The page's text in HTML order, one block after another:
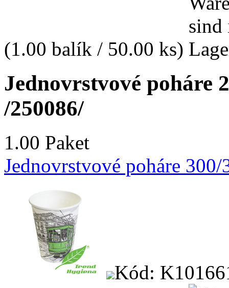
(1.00 balík / 50.00 ks)
Jednovrstvové poháre
/250086/
1.00 Paket
Jednovrstvové poháre
Kód: